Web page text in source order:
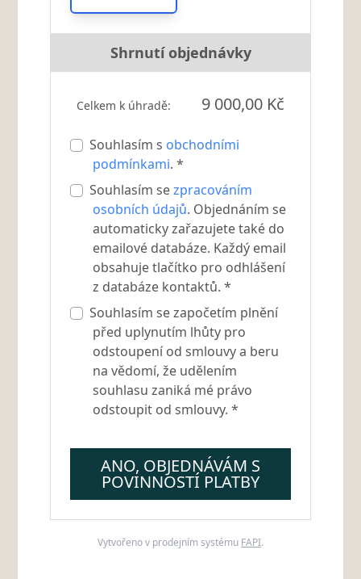
Shrnutí objednávky
Celkem k úhradě: 9 000,00 Kč
Souhlasím s obchodními
podmínkami. *
Souhlasím sezpracováním
osobních údajů. Objednáním se
automaticky zařazujete také do
emailové databáze. Každý email
obsahuje tlačítko pro odhlášení
z databáze kontaktů. *
Souhlasím se započetím plnění
před uplynutím lhůty pro
odstoupení od smlouvy a beru
na vědomí, že udělením
souhlasu zaniká mé právo
odstoupit od smlouvy. *
ANO, OBJEDNÁVÁM S
POVINNOSTÍ PLATBY
Vytvořeno v prodejním systému FAPI.